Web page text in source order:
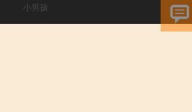
小男孩